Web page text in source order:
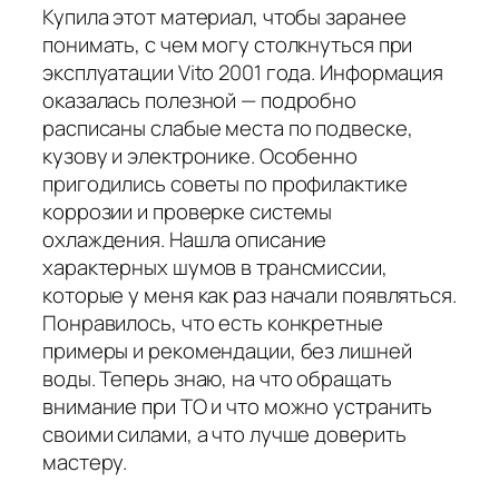
Купила этот материал, чтобы заранее
понимать, с чем могу столкнуться при
эксплуатации Vito 2001 года. Информация
оказалась полезной — подробно
расписаны слабые места по подвеске,
кузову и электронике. Особенно
пригодились советы по профилактике
коррозии и проверке системы
охлаждения. Нашла описание
характерных шумов в трансмиссии,
которые у меня как раз начали появляться.
Понравилось, что есть конкретные
примеры и рекомендации, без лишней
воды. Теперь знаю, на что обращать
внимание при ТО и что можно устранить
своими силами, а что лучше доверить
мастеру.